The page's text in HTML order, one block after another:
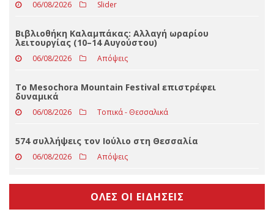
06/08/2026 Τοπικά - Θεσσαλικά
Χρ. Γιαννίτσης: Με δύο γιατρούς η Τζούρτζια μέχρι
το τέλος της θερινής περιόδου
06/08/2026 Slider
Βιβλιοθήκη Καλαμπάκας: Αλλαγή ωραρίου
λειτουργίας (10–14 Αυγούστου)
06/08/2026 Απόψεις
Το Mesochora Mountain Festival επιστρέφει
δυναμικά
574 συλλήψεις τον Ιούλιο στη Θεσσαλία